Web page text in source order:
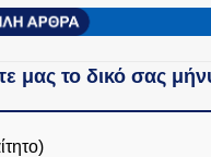
μας το δικό σας